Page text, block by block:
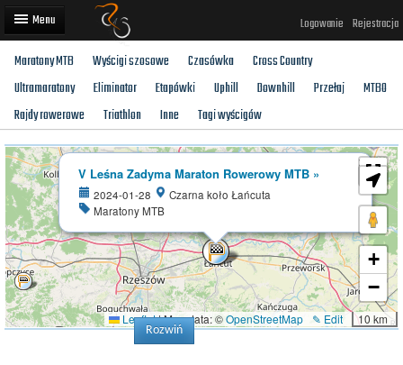
Logowanie Rejestracja
Artykuły
Trasy rowerowe
Wyścigi rowerowe
Użytkownicy
Dodaj
Maratony MTB Wyścigi szosowe Czasówka
Cross Country
Ultramaratony
Eliminator Etapówki Uphill Downhill Przełaj
MTBO
Rajdy rowerowe
Triathlon Inne Tagi wyścigów
V Leśna Zadyma Maraton Rowerowy MTB »
2024-01-28
Czarna koło Łańcuta
Maratony MTB
×
+
−
10 km
✎ Edit
Leaflet|Map data: ©OpenStreetMap
Rozwiń